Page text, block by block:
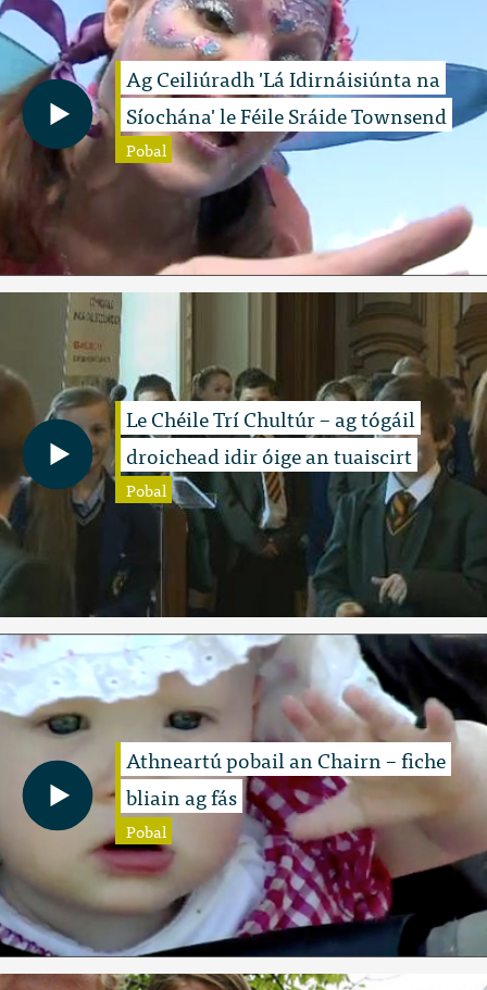
Ag Ceiliúradh 'Lá Idirnáisiúnta na
Síochána' le Féile Sráide Townsend
Pobal
Le Chéile Trí Chultúr – ag tógáil
droichead idir óige an tuaiscirt
Pobal
Athneartú pobail an Chairn – fiche
bliain ag fás
Pobal